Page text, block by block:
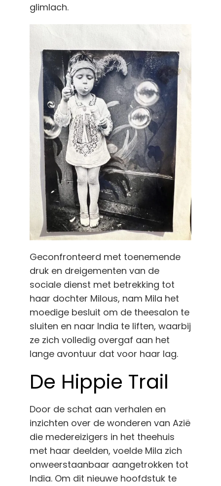
glimlach.
Geconfronteerd met toenemende
druk en dreigementen van de
sociale dienst met betrekking tot
haar dochter Milous, nam Mila het
moedige besluit om de theesalon te
sluiten en naar India te liften, waarbij
ze zich volledig overgaf aan het
lange avontuur dat voor haar lag.
De Hippie Trail
Door de schat aan verhalen en
inzichten over de wonderen van Azië
die medereizigers in het theehuis
met haar deelden, voelde Mila zich
onweerstaanbaar aangetrokken tot
India. Om dit nieuwe hoofdstuk te